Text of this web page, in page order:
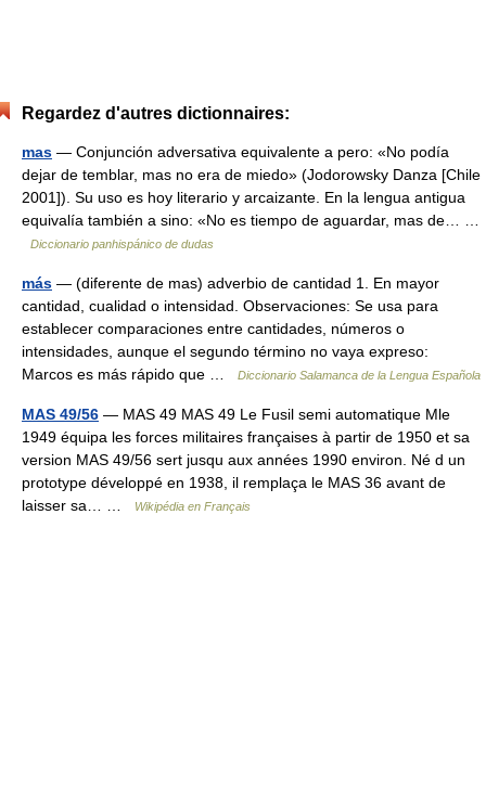
Regardez d'autres dictionnaires:
mas — Conjunción adversativa equivalente a pero: «No podía
dejar de temblar, mas no era de miedo» (Jodorowsky Danza [Chile
2001]). Su uso es hoy literario y arcaizante. En la lengua antigua
equivalía también a sino: «No es tiempo de aguardar, mas de… …
Diccionario panhispánico de dudas
más — (diferente de mas) adverbio de cantidad 1. En mayor
cantidad, cualidad o intensidad. Observaciones: Se usa para
establecer comparaciones entre cantidades, números o
intensidades, aunque el segundo término no vaya expreso:
Marcos es más rápido que …
Diccionario Salamanca de la Lengua Española
MAS 49/56 — MAS 49 MAS 49 Le Fusil semi automatique Mle
1949 équipa les forces militaires françaises à partir de 1950 et sa
version MAS 49/56 sert jusqu aux années 1990 environ. Né d un
prototype développé en 1938, il remplaça le MAS 36 avant de
laisser sa… …
Wikipédia en Français